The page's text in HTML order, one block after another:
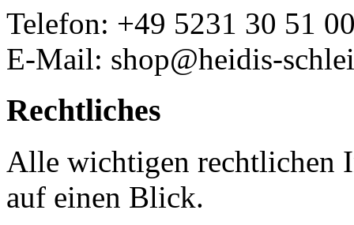
Telefon: +49 5231 30 51
E-Mail: shop@heidis-
Rechtliches
Alle wichtigen rechtlichen
auf einen Blick.